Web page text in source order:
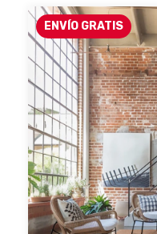
ENVÍO GRATIS